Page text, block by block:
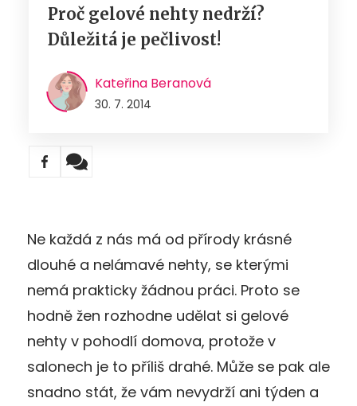
Proč gelové nehty nedrží?
Důležitá je pečlivost!
Kateřina Beranová
30. 7. 2014
Ne každá z nás má od přírody krásné
dlouhé a nelámavé nehty, se kterými
nemá prakticky žádnou práci. Proto se
hodně žen rozhodne udělat si gelové
nehty v pohodlí domova, protože v
salonech je to příliš drahé. Může se pak ale
snadno stát, že vám nevydrží ani týden a